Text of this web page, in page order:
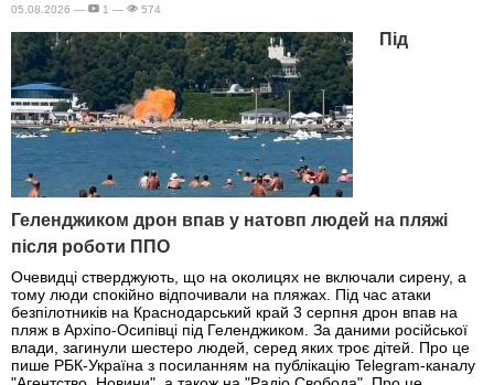
05.08.2026 — 1 — 574
Під
Геленджиком дрон впав у натовп людей на пляжі
після роботи ППО
Очевидці стверджують, що на околицях не включали сирену, а
тому люди спокійно відпочивали на пляжах. Під час атаки
безпілотників на Краснодарський край 3 серпня дрон впав на
пляж в Архіпо-Осипівці під Геленджиком. За даними російської
влади, загинули шестеро людей, серед яких троє дітей. Про це
пише РБК-Україна з посиланням на публікацію Telegram-каналу